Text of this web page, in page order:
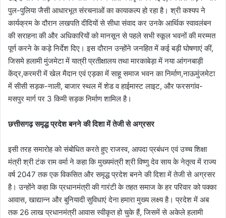
पुल-पुलिया जैसी आधारभूत संरचनाओं का कायाकल्प हो रहा है। ​श्री कश्यप ने
कार्यक्रम के दौरान लखपति दीदियों से सीधा संवाद कर उनके आर्थिक स्वावलंबन
की सराहना की और अधिकारियों को मानसून से पहले सभी स्कूल भवनों की मरम्मत
पूर्ण करने के कड़े निर्देश दिए। इस दौरान उन्होंने जनहित में कई बड़ी घोषणाएं कीं,
जिसमे ​हलामी मुंजमेटा में यात्री प्रतीक्षालय तथा मारकाबेड़ा में नया आंगनबाड़ी
केंद्र,​करमरी में खेल मैदान एवं एड़का में साहू समाज भवन का निर्माण,​नाऊमुंजमेटा
में सीसी सड़क-नाली, बाजार स्थल में शेड व हाईमास्ट लाइट, और फरसगांव-
मसपुर मार्ग पर 3 किमी सड़क निर्माण शामिल है।
छत्तीसगढ़ समृद्ध प्रदेश बनने की दिशा में तेजी से अग्रसर
इसी तरह समारोह को संबोधित करते हुए राजस्व, आपदा प्रबंधन एवं उच्च शिक्षा
मंत्री श्री टंक राम वर्मा ने कहा कि मुख्यमंत्री श्री विष्णु देव साय के नेतृत्व में राज्य
वर्ष 2047 तक एक विकसित और समृद्ध प्रदेश बनने की दिशा में तेजी से अग्रसर
है। उन्होंने कहा कि प्रधानमंत्री की गारंटी के तहत समाज के हर परिवार को पक्का
आवास, खाद्यान्न और बुनियादी सुविधाएं देना हमारा मुख्य लक्ष्य है। प्रदेश में अब
तक 26 लाख प्रधानमंत्री आवास स्वीकृत हो चुके हैं, जिसमें से अकेले हलामी